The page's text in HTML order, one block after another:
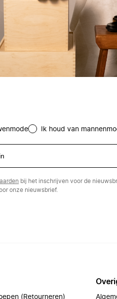
Ik houd van
bij het inschrijven voor de
onze nieuwsbrief.
(Retourneren)